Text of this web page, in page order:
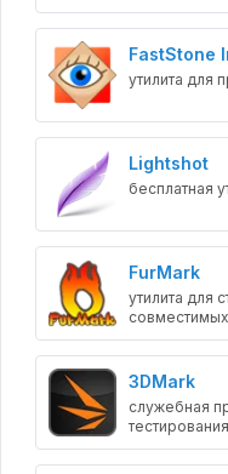
FastStone
утилита для
Lightshot
бесплатная
FurMark
утилита для
3DMark
служебная
видеокарты